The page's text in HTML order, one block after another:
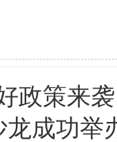
政策来
龙成功举